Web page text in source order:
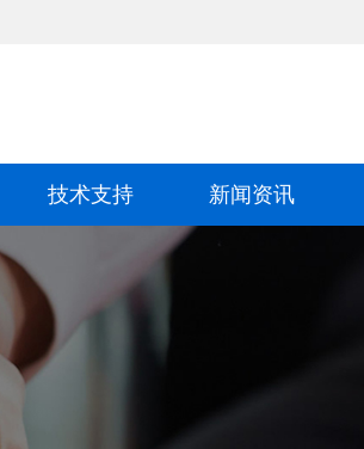
技术支持 新闻资讯